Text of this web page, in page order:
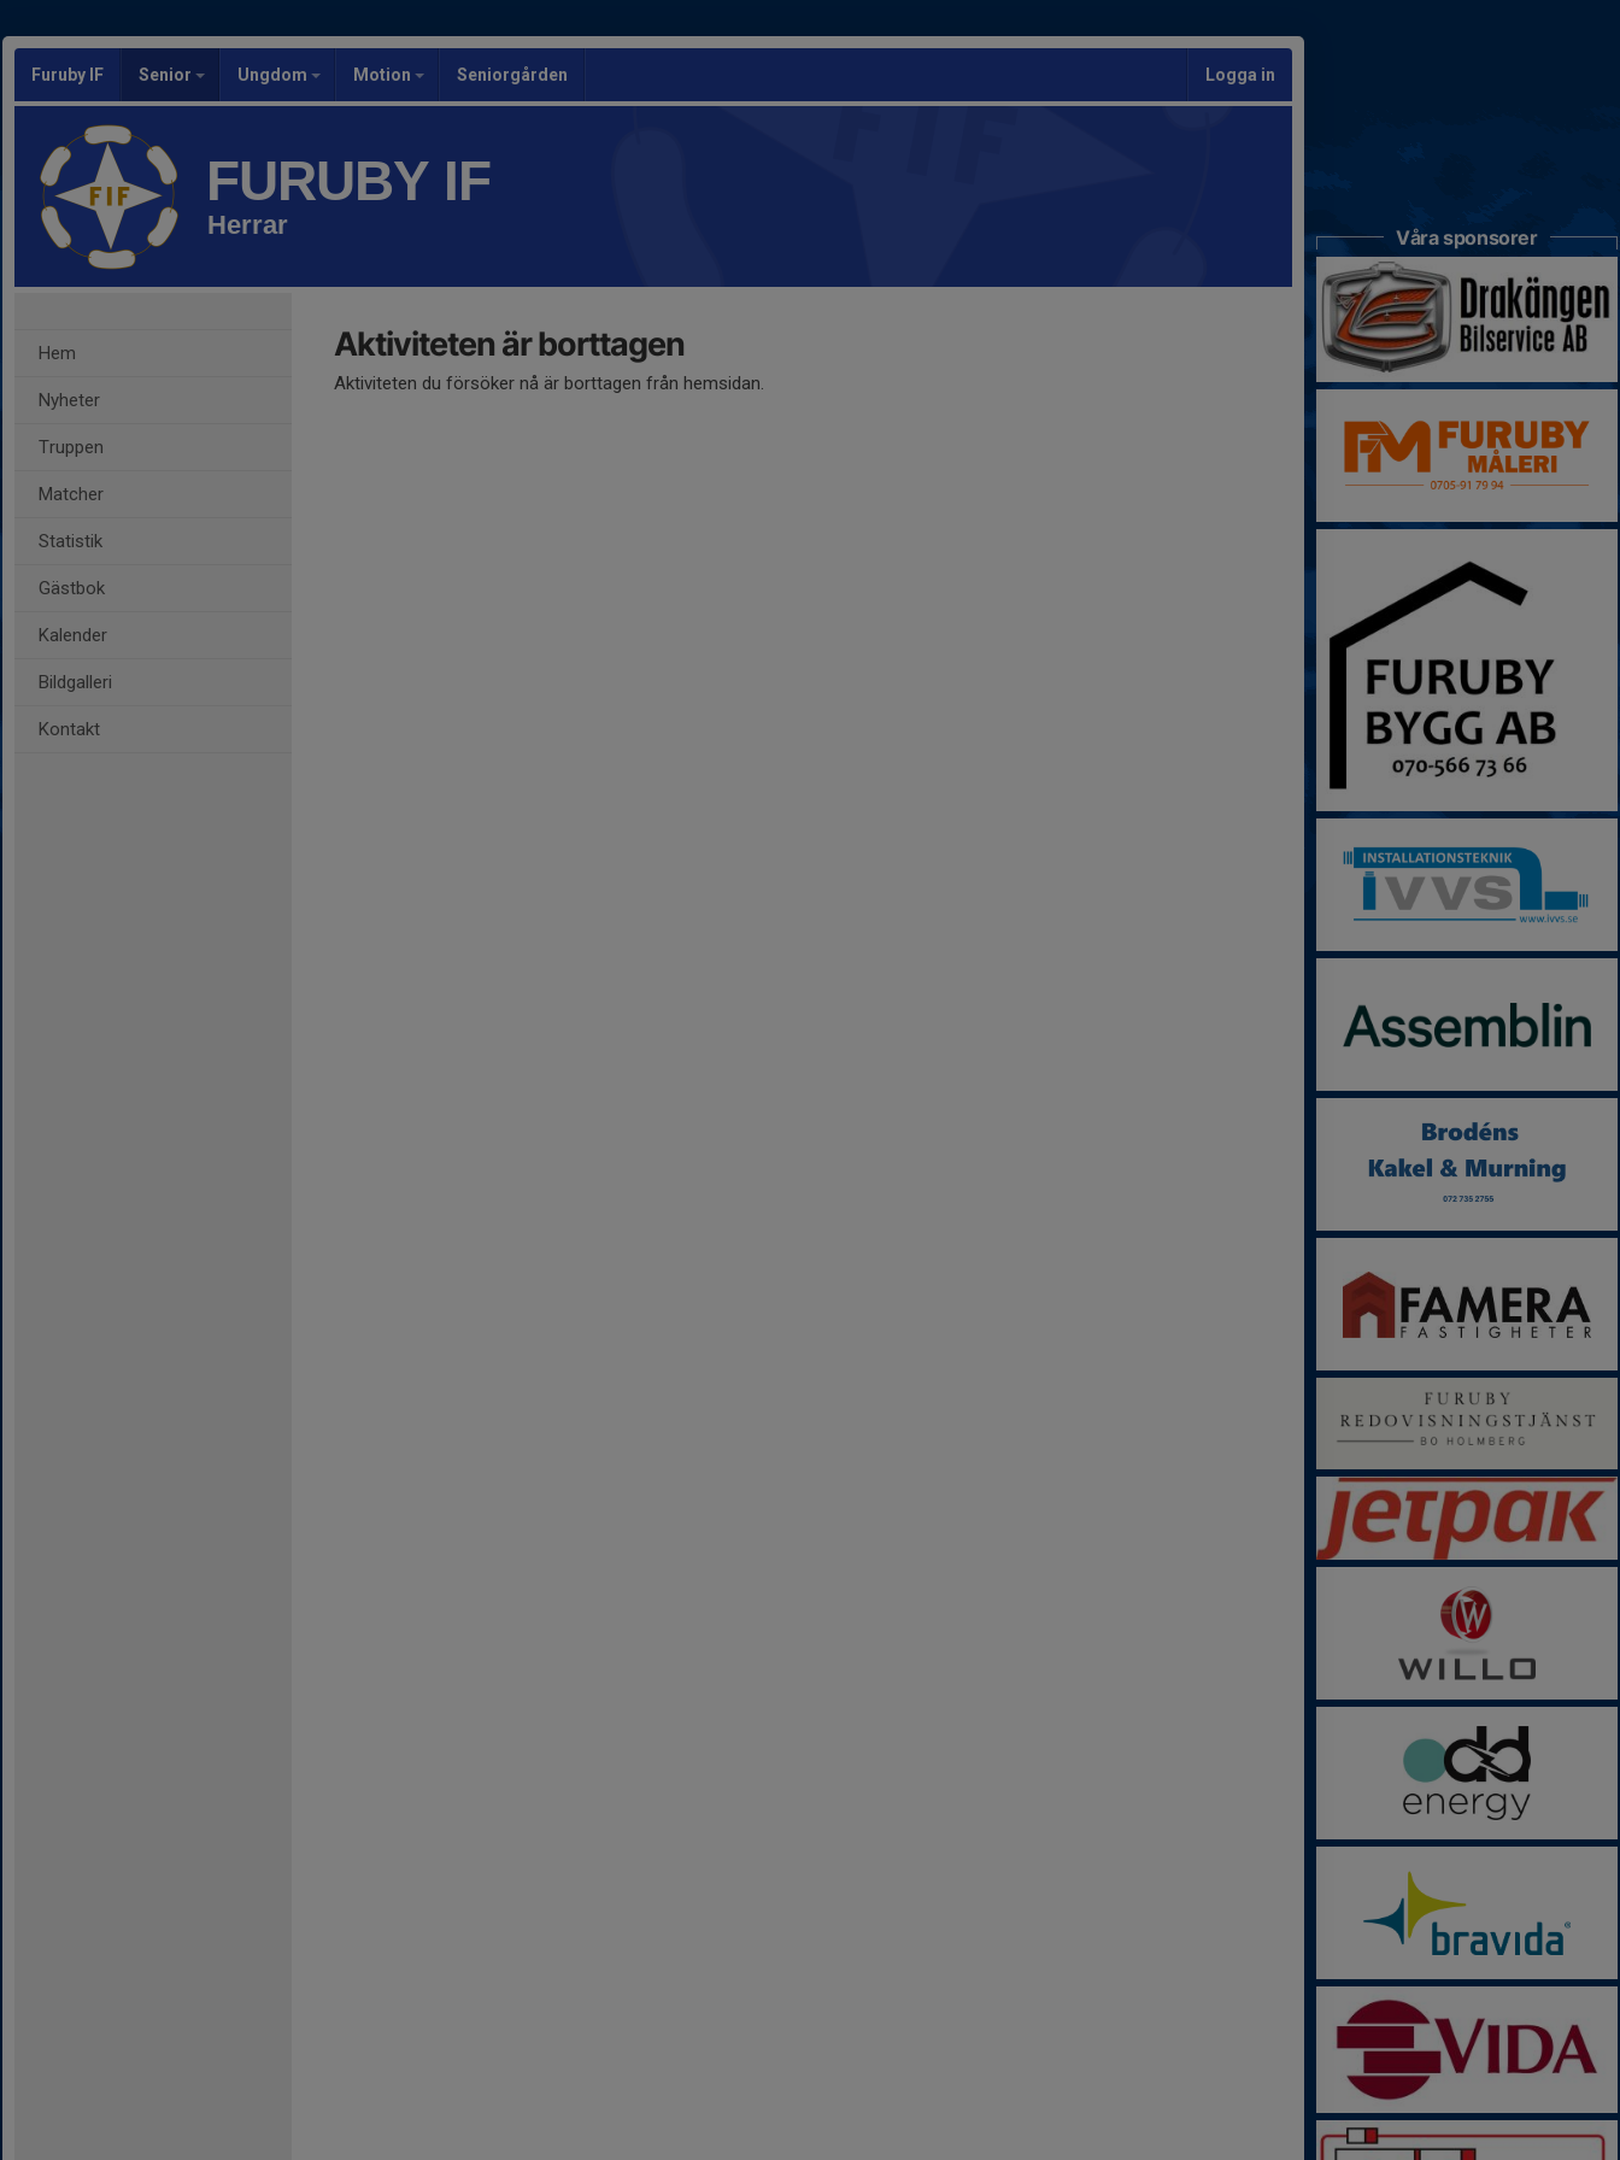
Furuby IF Senior Ungdom Motion Seniorgården Logga in
FURUBY IF
Herrar
Hem
Nyheter
Truppen
Matcher
Statistik
Gästbok
Kalender
Bildgalleri
Kontakt
Aktiviteten är borttagen
Aktiviteten du försöker nå är borttagen från hemsidan.
Våra sponsorer